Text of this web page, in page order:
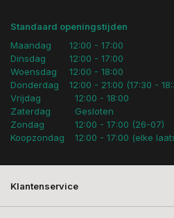
Standaard openingstijden
Maandag
Dinsdag
Woensdag
Donderdag
12:00 - 17:00
12:00 - 17:00
12:00 - 18:00
12:00 - 21:00 (17:30 -
Vrijdag
Zaterdag
Zondag
Koopzondag
12:00 - 18:00
Gesloten
12:00 - 17:00 (26-07)
12:00 - 17:00 (elke
Klantenservice